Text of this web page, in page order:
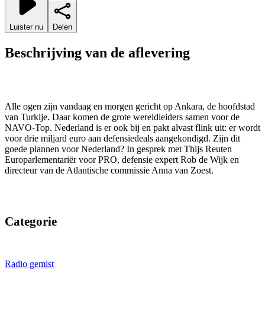
Luister nu Delen
Beschrijving van de aflevering
Alle ogen zijn vandaag en morgen gericht op Ankara, de hoofdstad
van Turkije. Daar komen de grote wereldleiders samen voor de
NAVO-Top. Nederland is er ook bij en pakt alvast flink uit: er wordt
voor drie miljard euro aan defensiedeals aangekondigd. Zijn dit
goede plannen voor Nederland? In gesprek met Thijs Reuten
Europarlementariër voor PRO, defensie expert Rob de Wijk en
directeur van de Atlantische commissie Anna van Zoest.
Categorie
Radio gemist